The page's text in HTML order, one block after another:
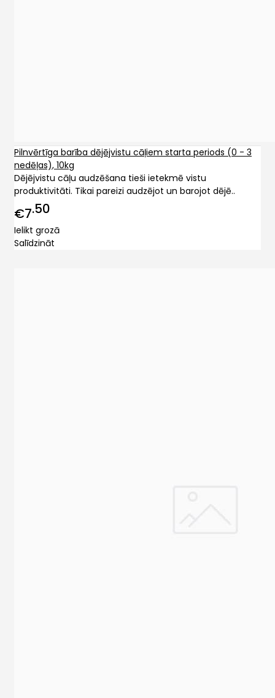
Pilnvērtīga barība dējējvistu cāļiem starta periods (0 - 3
nedēļas), 10kg
Dējējvistu cāļu audzēšana tieši ietekmē vistu
produktivitāti. Tikai pareizi audzējot un barojot dējē..
€7 50
Ielikt grozā
Salīdzināt